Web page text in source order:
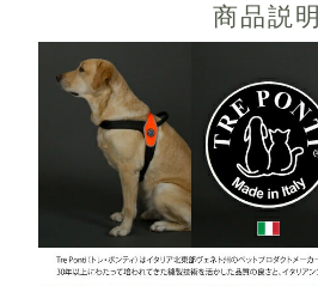
商品説明